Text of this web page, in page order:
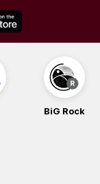
BiG Rock